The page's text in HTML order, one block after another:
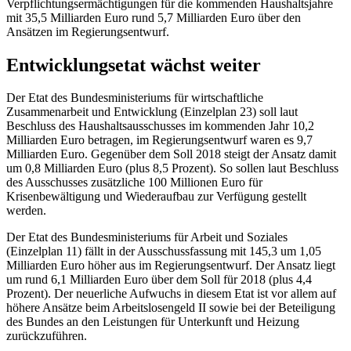
Verpflichtungsermächtigungen für die kommenden Haushaltsjahre
mit 35,5 Milliarden Euro rund 5,7 Milliarden Euro über den
Ansätzen im Regierungsentwurf.
Entwicklungsetat wächst weiter
DerEtatdes Bundesministeriums für wirtschaftliche
Zusammenarbeit und Entwicklung (Einzelplan 23) soll laut
Beschluss des Haushaltsausschusses im kommenden Jahr 10,2
Milliarden Euro betragen, im Regierungsentwurf waren es 9,7
Milliarden Euro. Gegenüber dem Soll 2018 steigt der Ansatz damit
um 0,8 Milliarden Euro (plus 8,5 Prozent). So sollen laut Beschluss
des Ausschusses zusätzliche 100 Millionen Euro für
Krisenbewältigung und Wiederaufbau zur Verfügung gestellt
werden.
DerEtatdes Bundesministeriums für Arbeit und Soziales
(Einzelplan 11) fällt in der Ausschussfassung mit 145,3 um 1,05
Milliarden Euro höher aus im Regierungsentwurf. Der Ansatz liegt
um rund 6,1 Milliarden Euro über dem Soll für 2018 (plus 4,4
Prozent). Der neuerliche Aufwuchs in diesem Etatist vor allem auf
höhere Ansätze beim Arbeitslosengeld II sowie bei der Beteiligung
des Bundes an den Leistungen für Unterkunft und Heizung
zurückzuführen.